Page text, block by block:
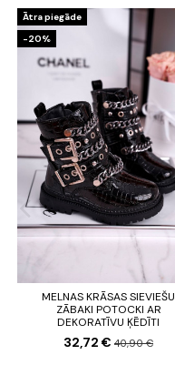
Ātra piegāde
-20%
MELNAS KRĀSAS SIEVIEŠU
ZĀBAKI POTOCKI AR
DEKORATĪVU ĶĒDĪTI
32,72 € 40,90 €